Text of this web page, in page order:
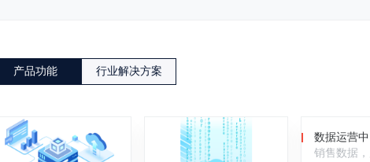
产品功能 行业解决方案
数据运营
销售数据